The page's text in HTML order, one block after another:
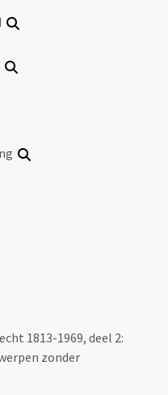
1813-1969, deel 2:
zonder